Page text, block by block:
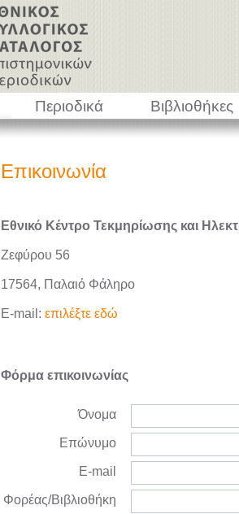
Περιοδικά Βιβλιοθήκες
Επικοινωνία
Εθνικό Κέντρο Τεκμηρίωσης και
Ζεφύρου 56
17564, Παλαιό Φάληρο
E-mail: επιλέξτε εδώ
Φόρμα επικοινωνίας
Όνομα
Επώνυμο
E-mail
Φορέας/Βιβλιοθήκη